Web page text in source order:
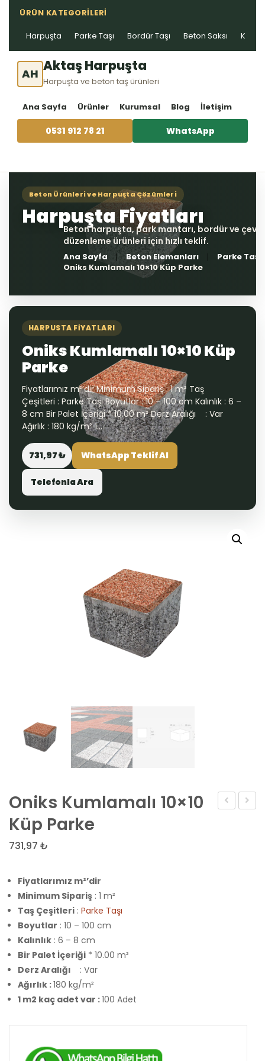
ÜRÜN KATEGORILERI
Harpuşta Parke Taşı Bordür Taşı Beton Saksı Kablo
AH Aktaş Harpuşta
Harpuşta ve beton taş ürünleri
Ana Sayfa Ürünler Kurumsal Blog İletişim
0531 912 78 21 WhatsApp
Ana Sayfa Beton Elemanları
Parke Taşı
Oniks Kumlamalı 10×10 Küp Parke
HARPUSTA FIYATLARI
Oniks Kumlamalı 10×10 Küp
Parke
Fiyatlarımız m²’dir Minimum Sipariş : 1 m² Taş
Çeşitleri : Parke Taşı Boyutlar : 10 – 100 cm Kalınlık : 6 –
8 cm Bir Palet İçeriği * 10.00 m² Derz Aralığı : Var
Ağırlık : 180 kg/m² 1...
731,97 ₺ WhatsApp Teklif Al
Telefonla Ara
Oniks Kumlamalı 10×10
Küp Parke
731,97 ₺
Fiyatlarımız m²’dir
Minimum Sipariş : 1 m²
Taş Çeşitleri : Parke Taşı
Boyutlar : 10 – 100 cm
Kalınlık : 6 – 8 cm
Bir Palet İçeriği * 10.00 m²
Derz Aralığı
: Var
Ağırlık :180 kg/m²
1 m2 kaç adet var :100 Adet